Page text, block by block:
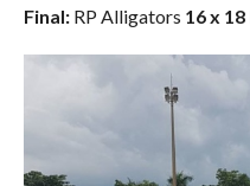
Final: RP Alligators 16 x 18